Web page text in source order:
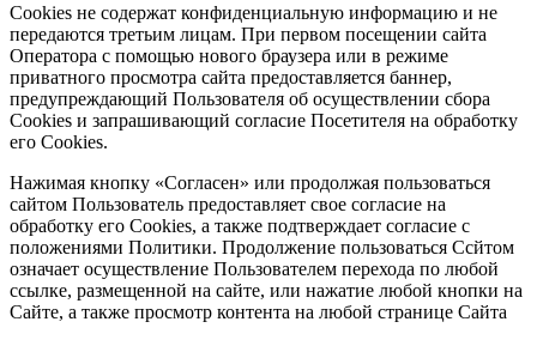
Cookies не содержат конфиденциальную информацию и не
передаются третьим лицам. При первом посещении сайта
Оператора с помощью нового браузера или в режиме
приватного просмотра сайта предоставляется баннер,
предупреждающий Пользователя об осуществлении сбора
Сookies и запрашивающий согласие Посетителя на обработку
его Сookies.
Нажимая кнопку «Согласен» или продолжая пользоваться
сайтом Пользователь предоставляет свое согласие на
обработку его Сookies, а также подтверждает согласие с
положениями Политики. Продолжение пользоваться Ссйтом
означает осуществление Пользователем перехода по любой
ссылке, размещенной на сайте, или нажатие любой кнопки на
Сайте, а также просмотр контента на любой странице Сайта